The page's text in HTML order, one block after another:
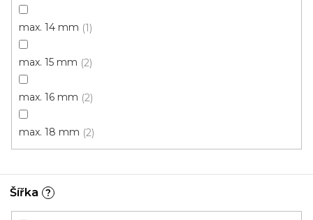
max. 14 mm 1
max. 15 mm 2
max. 16 mm 2
max. 18 mm 2
Šířka ?
10271/0020 třešeň